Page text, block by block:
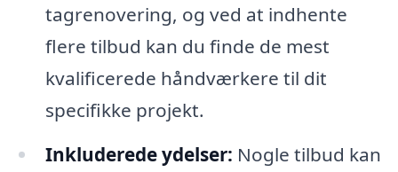
tagrenovering, og ved at indhente
flere tilbud kan du finde de mest
kvalificerede håndværkere til dit
specifikke projekt.
Inkluderede ydelser: Nogle tilbud kan